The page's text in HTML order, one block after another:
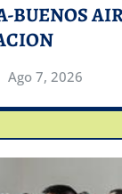
BUENOS
Ago 7, 2026